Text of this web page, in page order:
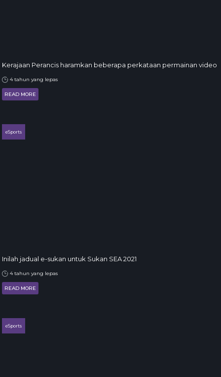
Kerajaan Perancis haramkan beberapa perkataan permainan video
4 tahun yang lepas
READ MORE
eSports
Inilah jadual e-sukan untuk Sukan SEA 2021
4 tahun yang lepas
READ MORE
eSports